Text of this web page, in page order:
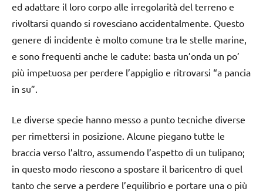
ed adattare il loro corpo alle irregolarità del terreno e
rivoltarsi quando si rovesciano accidentalmente. Questo
genere di incidente è molto comune tra le stelle marine,
e sono frequenti anche le cadute: basta un’onda un po’
più impetuosa per perdere l’appiglio e ritrovarsi “a pancia
in su”.
Le diverse specie hanno messo a punto tecniche diverse
per rimettersi in posizione. Alcune piegano tutte le
braccia verso l’altro, assumendo l’aspetto di un tulipano;
in questo modo riescono a spostare il baricentro di quel
tanto che serve a perdere l’equilibrio e portare una o più